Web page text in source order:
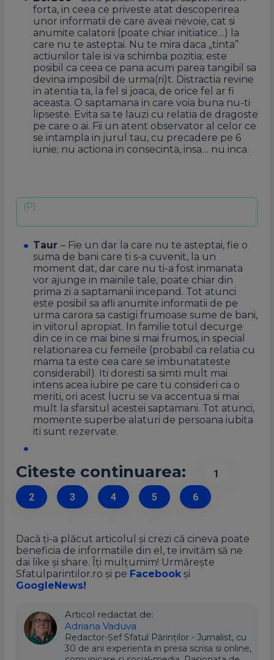
forta, in ceea ce priveste atat descoperirea
unor informatii de care aveai nevoie, cat si
anumite calatorii (poate chiar initiatice…) la
care nu te asteptai. Nu te mira daca „tinta”
actiunilor tale isi va schimba pozitia; este
posibil ca ceea ce pana acum parea tangibil sa
devina imposibil de urma(ri)t. Distractia revine
in atentia ta, la fel si joaca, de orice fel ar fi
aceasta. O saptamana in care voia buna nu-ti
lipseste. Evita sa te lauzi cu relatia de dragoste
pe care o ai. Fii un atent observator al celor ce
se intampla in jurul tau, cu precadere pe 6
iunie; nu actiona in consecinta, insa… nu inca.
Taur – Fie un dar la care nu te asteptai, fie o
suma de bani care ti s-a cuvenit, la un
moment dat, dar care nu ti-a fost inmanata
vor ajunge in mainile tale, poate chiar din
prima zi a saptamanii incepand. Tot atunci
este posibil sa afli anumite informatii de pe
urma carora sa castigi frumoase sume de bani,
in viitorul apropiat. In familie totul decurge
din ce in ce mai bine si mai frumos, in special
relationarea cu femeile (probabil ca relatia cu
mama ta este cea care se imbunatateste
considerabil). Iti doresti sa simti mult mai
intens acea iubire pe care tu consideri ca o
meriti, ori acest lucru se va accentua si mai
mult la sfarsitul acestei saptamani. Tot atunci,
momente superbe alaturi de persoana iubita
iti sunt rezervate.
Citeste continuarea:
1
2
3 4 5 6
Dacă ți-a plăcut articolul și crezi că cineva poate
beneficia de informatiile din el, te invităm să ne
dai like și share. Îți mulțumim! Urmărește
Sfatulparintilor.ro și pe Facebook și
GoogleNews!
Articol redactat de:
Adriana Vaduva
Redactor-Șef Sfatul Părinților - Jurnalist, cu
30 de ani experienta in presa scrisa si online,